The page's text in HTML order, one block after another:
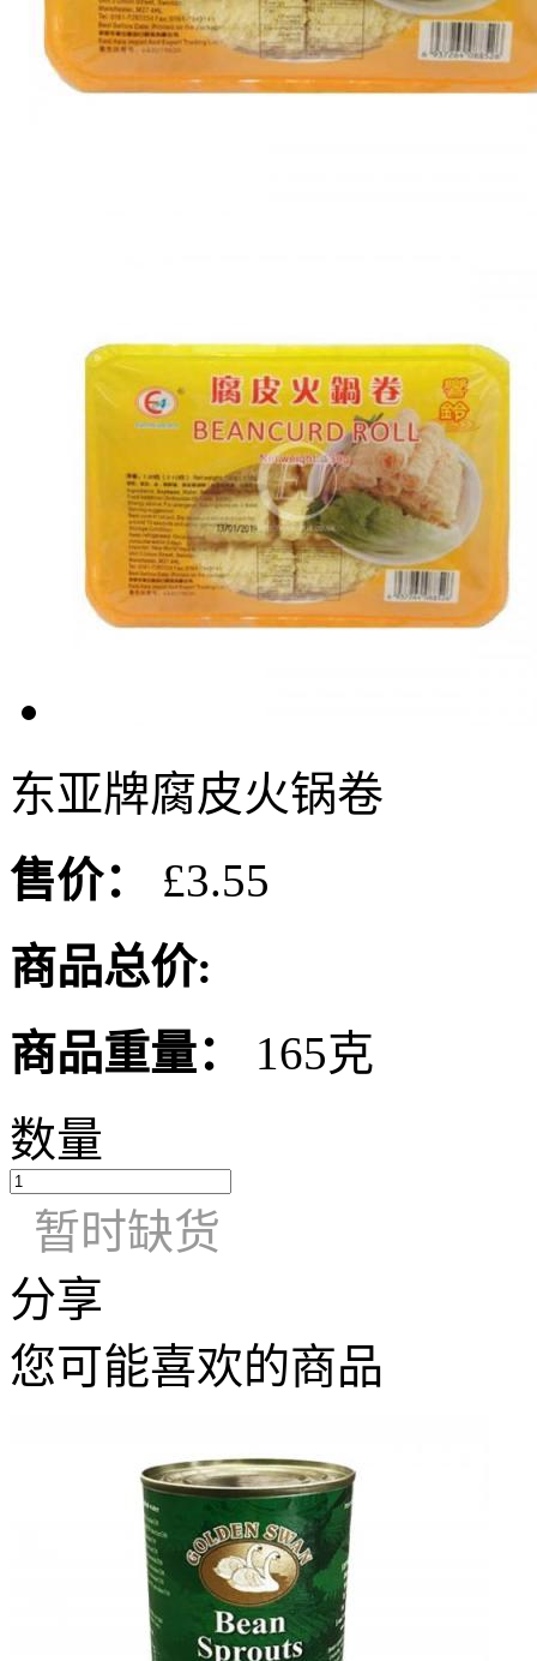
东亚牌腐皮火锅卷
售价：
£3.55
商品总价:
商品重量：
165克
数量
暂时缺货
分享
您可能喜欢的商品